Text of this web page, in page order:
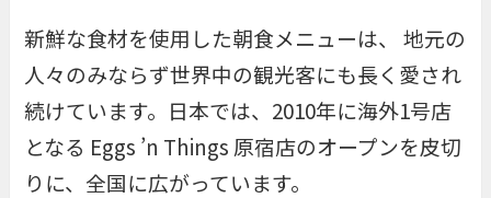
新鮮な食材を使用した朝食メニューは、 地元の
人々のみならず世界中の観光客にも長く愛され
続けています。日本では、2010年に海外1号店
となる Eggs ’n Things 原宿店のオープンを皮切
りに、全国に広がっています。